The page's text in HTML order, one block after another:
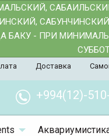
- ПРИ
Доставка
+994(12)-510-